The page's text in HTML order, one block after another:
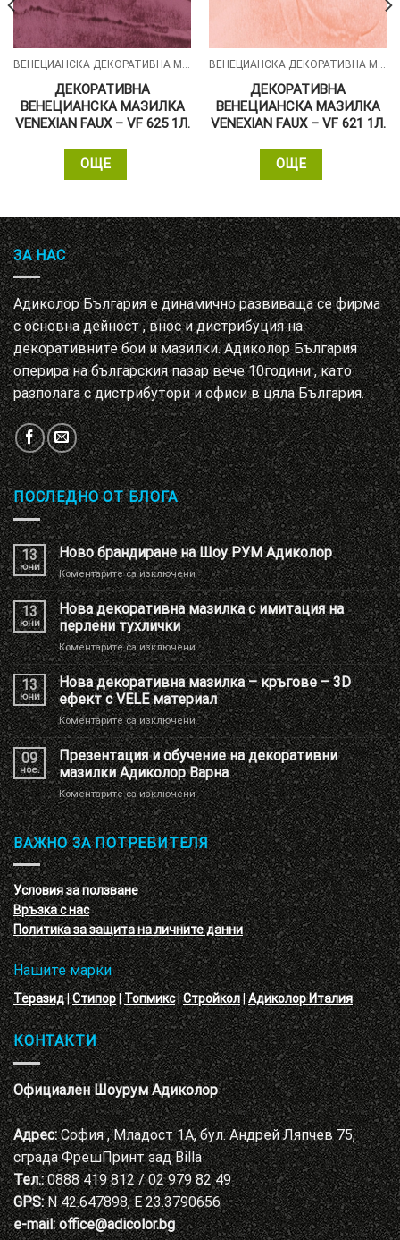
ВЕНЕЦИАНСКА ДЕКОРАТИВНА МАЗИЛКА - VENEXIAN FAUX
ДЕКОРАТИВНА
ВЕНЕЦИАНСКА МАЗИЛКА
VENEXIAN FAUX – VF 625 1Л.
ОЩЕ
ВЕНЕЦИАНСКА ДЕКОРАТИВНА МАЗИЛКА - VENEXIAN FAUX
ДЕКОРАТИВНА
ВЕНЕЦИАНСКА МАЗИЛКА
VENEXIAN FAUX – VF 621 1Л.
ОЩЕ
ЗА НАС
Адиколор България е динамично развиваща се фирма
с основна дейност , внос и дистрибуция на
декоративните бои и мазилки. Адиколор България
оперира на българския пазар вече 10години , като
разполага с дистрибутори и офиси в цяла България.
ПОСЛЕДНО ОТ БЛОГА
13
юни
Ново брандиране на Шоу РУМ Адиколор
Коментарите са изключениза
Ново
брандиране
на
Шоу
РУМ
Адиколор
13
юни
Нова декоративна мазилка с имитация на
перлени тухлички
Коментарите са изключениза
Нова
декоративна
мазилка
с
имитация
на
перлени
тухлички
13
юни
Нова декоративна мазилка – кръгове – 3D
ефект с VELE материал
Коментарите са изключениза
Нова
декоративна
мазилка
–
кръгове
–
3D
ефект
с
VELE
материал
09
ное.
Презентация и обучение на декоративни
мазилки Адиколор Варна
Коментарите са изключениза
Презентация
и
обучение
на
декоративни
мазилки
Адиколор
Варна
ВАЖНО ЗА ПОТРЕБИТЕЛЯ
Условия за ползване
Връзка с нас
Политика за защита на личните данни
Нашите марки
Теразид|Стипор|Топмикс|Стройкол|Адиколор Италия
КОНТАКТИ
Официален Шоурум Адиколор
Адрес:София , Младост 1А, бул. Андрей Ляпчев 75,
сграда ФрешПринт зад Billa
Тел.:0888 419 812 / 02 979 82 49
GPS:N 42.647898, E 23.3790656
e-mail: office@adicolor.bg